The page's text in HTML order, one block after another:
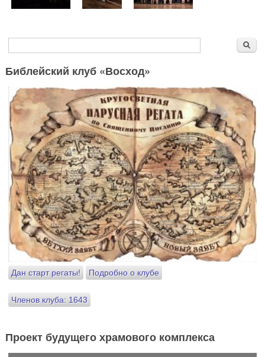
Форма поиска
Библейский клуб «Восход»
Дан старт регаты! Подробно о клубе
Членов клуба: 1643
Проект будущего храмового комплекса